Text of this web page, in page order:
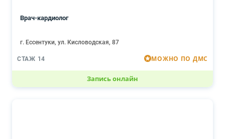
Врач-кардиолог
г. Ессентуки, ул. Кисловодская, 87
СТАЖ 14 МОЖНО ПО ДМС
Запись онлайн